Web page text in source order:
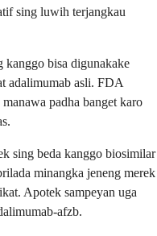
sing luwih terjangkau
bisa digunakake
adalimumab asli. FDA
padha banget karo
sing beda kanggo biosimilar
minangka jeneng merek
Apotek sampeyan uga
afzb.